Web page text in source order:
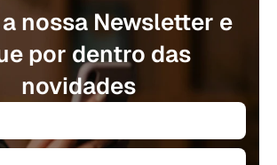
nossa Newsletter e
por dentro das
novidades